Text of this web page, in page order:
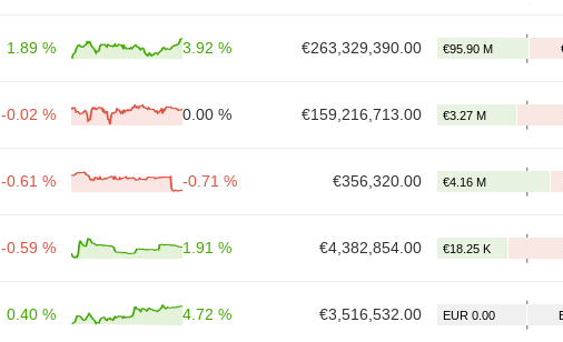
1.89 % 3.92 % €263,329,390.00
-0.02 % 0.00 % €159,216,713.00
-0.61 % -0.71 % €356,320.00
-0.59 % 1.91 % €4,382,854.00
0.40 % 4.72 % €3,516,532.00